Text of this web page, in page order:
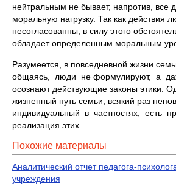
нейтральным не бывает, напротив, все
моральную нагрузку. Так как действия
несогласованны, в силу этого
обладает определенным моральным
Разумеется, в повседневной жизни
общаясь, люди не формулируют, а
осознают действующие законы этики.
жизненный путь семьи, всякий раз
индивидуальный в частностях, есть
реализация этих
Похожие материалы
Аналитический отчет педагога-
учреждения